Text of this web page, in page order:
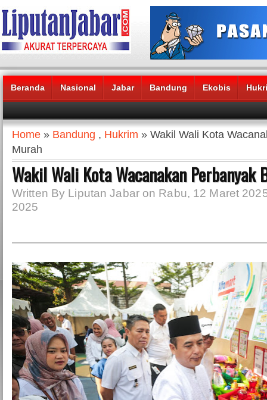
Beranda Nasional Jabar Bandung Ekobis
Headlines News :
Home » Bandung , Hukrim » Wakil Wali Kota
Murah
Wakil Wali Kota Wacanakan Perbanyak
Written By Liputan Jabar on Rabu, 12 Maret
2025